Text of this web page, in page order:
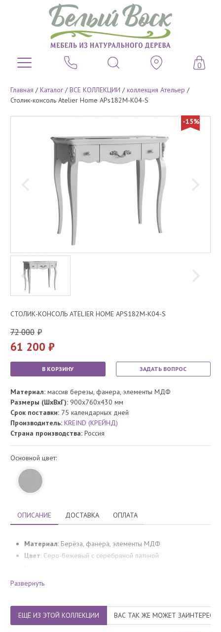
0
Главная /Каталог /ВСЕ КОЛЛЕКЦИИ /коллекция Ательер /
Столик-консоль Atelier Home APs182M-K04-S
-15%
СТОЛИК-КОНСОЛЬ ATELIER HOME APS182M-K04-S
72 000
61 200
В КОРЗИНУ ЗАДАТЬ ВОПРОС
Материал: массив березы, фанера, элементы МДФ
Размеры (ШхВхГ): 900x760x430 мм
Срок поставки: 75 календарных дней
Производитель: KREIND (КРЕЙНД)
Страна производства: Россия
Основной цвет:
ОПИСАНИЕ ДОСТАВКА ОПЛАТА
Материал: Берёза, фанера, элементы МДФ
Цвет: Серо-бежевый с серебряной патиной
Развернуть
ЕЩЁ ИЗ ЭТОЙ КОЛЛЕКЦИИ ВАС ТАК ЖЕ МОЖЕТ